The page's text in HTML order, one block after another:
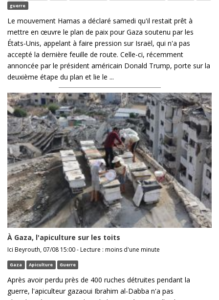
guerre
Le mouvement Hamas a déclaré samedi qu'il restait prêt à
mettre en œuvre le plan de paix pour Gaza soutenu par les
États-Unis, appelant à faire pression sur Israël, qui n'a pas
accepté la dernière feuille de route. Celle-ci, récemment
annoncée par le président américain Donald Trump, porte sur la
deuxième étape du plan et lie le ...
À Gaza, l'apiculture sur les toits
Ici Beyrouth, 07/08 15:00 - Lecture : moins d'une minute
Gaza Apiculture Guerre
Après avoir perdu près de 400 ruches détruites pendant la
guerre, l'apiculteur gazaoui Ibrahim al-Dabba n'a pas